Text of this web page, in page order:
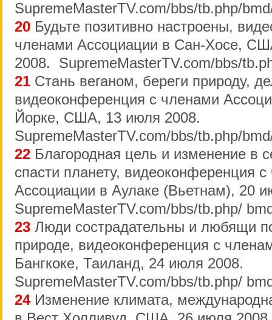
SupremeMasterTV.com/bbs/tb.php/
20 Будьте позитивно настроены,
членами Ассоциации в Сан-Хосе,
2008. SupremeMasterTV.com/bbs/
21 Стань веганом, береги природу,
видеоконференция с членами
Йорке, США, 13 июля 2008.
SupremeMasterTV.com/bbs/tb.php/
22 Благородная цель и изменение в
спасти планету, видеоконференция
Ассоциации в Аулаке (Вьетнам), 20
SupremeMasterTV.com/bbs/tb.php/
23 Люди сострадательны и любящи
природе, видеоконференция с
Бангкоке, Таиланд, 24 июля 2008.
SupremeMasterTV.com/bbs/tb.php/
24Изменение климата,